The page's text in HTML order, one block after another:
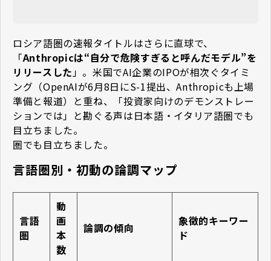
ロシア語圏の速報タイトルはさらに直球で、
「Anthropicは“自分で危険すぎると呼んだモデル”を
リリースした」。米国でAI企業のIPOが相次ぐタイミ
ング（OpenAIが6月8日にS-1提出、Anthropicも上場
準備と報道）と重ね、「投資家向けのデモンストレー
ションでは」と勘ぐる声は日本語・イタリア語圏でも
目立ちました。
圏でも目立ちました。
言語圏別・初動の論調マップ
言語
圏
動
画
本
数
論調の傾向
象徴的キーワー
ド